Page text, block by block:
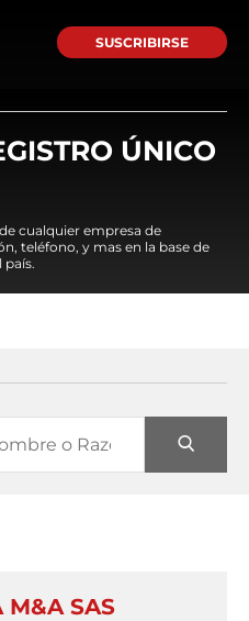
SUSCRIBIRSE
ÚNICO
cualquier empresa de
teléfono, y mas en la base de
país.
M&A SAS